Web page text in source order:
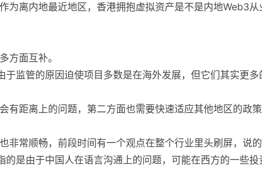
为离内地最近地区，香港拥抱虚拟资产是不是内地Web3从
方面互补。
监管的原因迫使项目多数是在海外发展，但它们其实更多
距离上的问题，第二方面也需要快速适应其他地区的政策
非常顺畅，前段时间有一个观点在整个行业里头刷屏，说
是由于中国人在语言沟通上的问题，可能在西方的一些投